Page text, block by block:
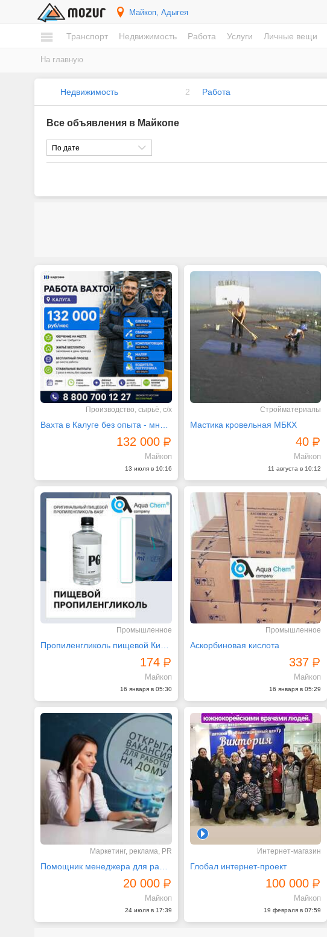
Майкоп, Адыгея
Транспорт Недвижимость Работа Услуги Личные вещи
На главную
Недвижимость 2 Работа
Все объявления в Майкопе
По дате
Производство, сырьё, с/х
132 000
Майкоп
13 июля в 10:16
Стройматериалы
Мастика кровельная МБКХ
40
Майкоп
11 августа в 10:12
Промышленное
174
Майкоп
16 января в 05:30
Промышленное
Аскорбиновая кислота
337
Майкоп
16 января в 05:29
Маркетинг, реклама, PR
20 000
Майкоп
24 июля в 17:39
1
Интернет-магазин
Глобал интернет-проект
100 000
Майкоп
19 февраля в 07:59